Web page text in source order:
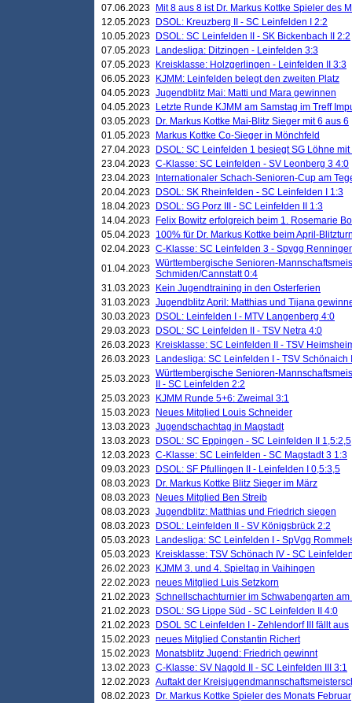
07.06.2023
Mit 8 aus 8 ist Dr. Markus Kottke Spieler des
12.05.2023
DSOL: Kreuzberg II - SC Leinfelden I 2:2
10.05.2023
DSOL: SC Leinfelden II - SK Bickenbach II 2:2
07.05.2023
Landesliga: Ditzingen - Leinfelden 3:3
07.05.2023
Kreisklasse: Holzgerlingen - Leinfelden II 3:3
06.05.2023
KJMM: Leinfelden belegt den zweiten Platz
04.05.2023 Jugendblitz Mai: Matti und Mara gewinnen
04.05.2023
Letzte Runde KJMM am Samstag im Treff
03.05.2023
Dr. Markus Kottke Mai-Blitz Sieger mit 6 aus 6
01.05.2023
Markus Kottke Co-Sieger in Mönchfeld
27.04.2023
DSOL: SC Leinfelden 1 besiegt SG Löhne mit
23.04.2023 C-Klasse: SC Leinfelden - SV Leonberg 3 4:0
23.04.2023
Internationaler Schach-Senioren-Cup am
20.04.2023
DSOL: SK Rheinfelden - SC Leinfelden I 1:3
18.04.2023
DSOL: SG Porz III - SC Leinfelden II 1:3
14.04.2023
Felix Bowitz erfolgreich beim 1. Rosemarie
05.04.2023 100% für Dr. Markus Kottke beim April-
02.04.2023 C-Klasse: SC Leinfelden 3 - Spvgg
01.04.2023 Württembergische Senioren-
Schmiden/Cannstatt 0:4
31.03.2023
Kein Jugendtraining in den Osterferien
31.03.2023 Jugendblitz April: Matthias und Tijana
30.03.2023
DSOL: Leinfelden I - MTV Langenberg 4:0
29.03.2023
DSOL: SC Leinfelden II - TSV Netra 4:0
26.03.2023
Kreisklasse: SC Leinfelden II - TSV
26.03.2023
Landesliga: SC Leinfelden I - TSV Schönaich
25.03.2023 Württembergische Senioren-
II - SC Leinfelden 2:2
25.03.2023
KJMM Runde 5+6: Zweimal 3:1
15.03.2023
Neues Mitglied Louis Schneider
13.03.2023 Jugendschachtag in Magstadt
13.03.2023
DSOL: SC Eppingen - SC Leinfelden II 1,5:2,5
12.03.2023 C-Klasse: SC Leinfelden - SC Magstadt 3 1:3
09.03.2023
DSOL: SF Pfullingen II - Leinfelden I 0,5:3,5
08.03.2023
Dr. Markus Kottke Blitz Sieger im März
08.03.2023
Neues Mitglied Ben Streib
08.03.2023 Jugendblitz: Matthias und Friedrich siegen
08.03.2023
DSOL: Leinfelden II - SV Königsbrück 2:2
05.03.2023
Landesliga: SC Leinfelden I - SpVgg
05.03.2023
Kreisklasse: TSV Schönach IV - SC
26.02.2023
KJMM 3. und 4. Spieltag in Vaihingen
22.02.2023 neues Mitglied Luis Setzkorn
21.02.2023 Schnellschachturnier im Schwabengarten
21.02.2023
DSOL: SG Lippe Süd - SC Leinfelden II 4:0
21.02.2023
DSOL SC Leinfelden I - Zehlendorf III fällt aus
15.02.2023 neues Mitglied Constantin Richert
15.02.2023
Monatsblitz Jugend: Friedrich gewinnt
13.02.2023 C-Klasse: SV Nagold II - SC Leinfelden III 3:1
12.02.2023 Auftakt der
08.02.2023
Dr. Markus Kottke Spieler des Monats Februar